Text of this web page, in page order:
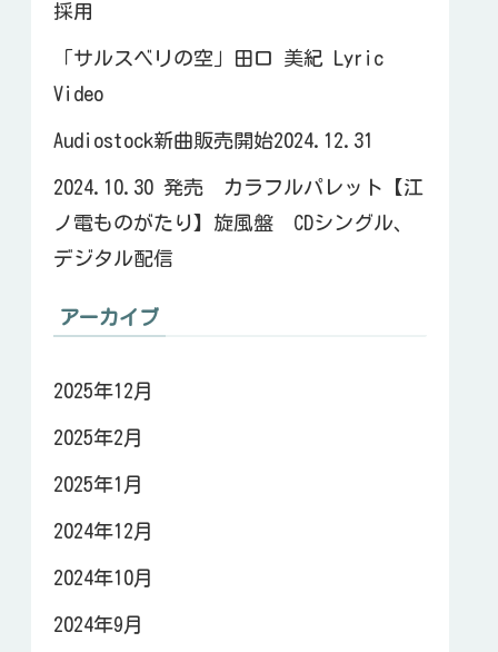
採用
「サルスベリの空」田口 美紀 Lyric
Video
Audiostock新曲販売開始2024.12.31
2024.10.30 発売 カラフルパレット【江
ノ電ものがたり】旋風盤 CDシングル、
デジタル配信
アーカイブ
2025年12月
2025年2月
2025年1月
2024年12月
2024年10月
2024年9月